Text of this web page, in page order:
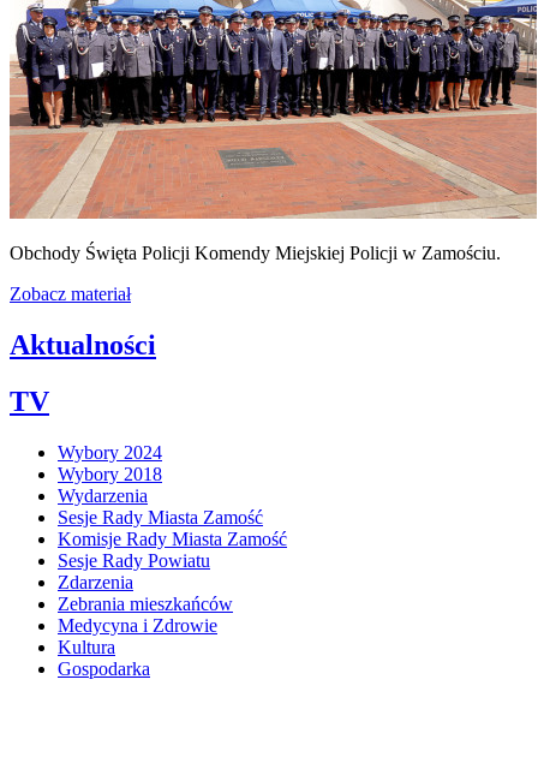
Obchody Święta Policji Komendy Miejskiej Policji w Zamościu.
Zobacz materiał
Aktualności
TV
Wybory 2024
Wybory 2018
Wydarzenia
Sesje Rady Miasta Zamość
Komisje Rady Miasta Zamość
Sesje Rady Powiatu
Zdarzenia
Zebrania mieszkańców
Medycyna i Zdrowie
Kultura
Gospodarka